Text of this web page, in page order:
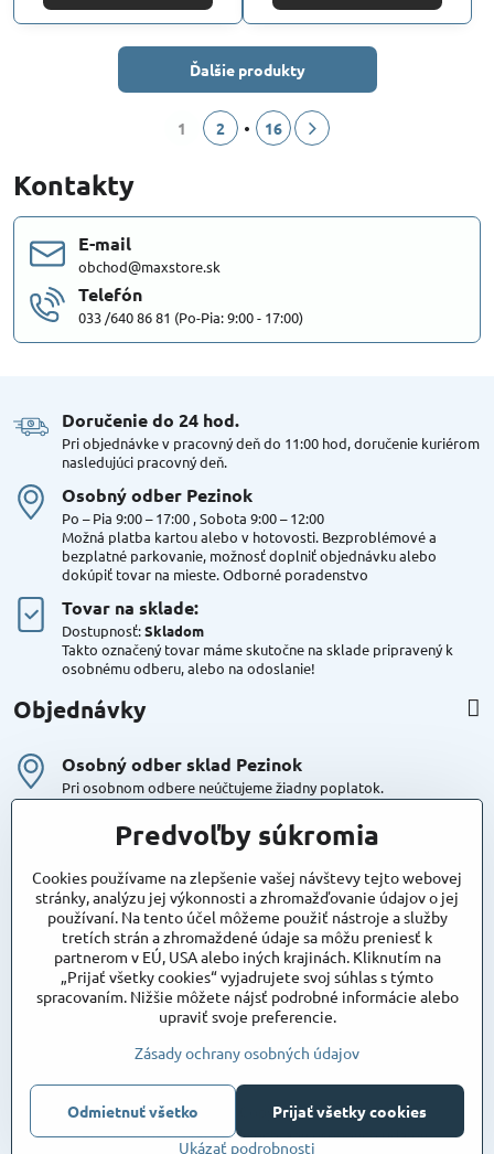
Ďalšie produkty
1 2 16
Kontakty
E-mail
obchod@maxstore.sk
Telefón
033 /640 86 81 (Po-Pia: 9:00 - 17:00)
Doručenie do 24 hod​.
Pri objednávke v pracovný deň do 11:00 hod, doručenie kuriérom
nasledujúci pracovný deň.
Osobný odber Pezinok
Po – Pia 9:00 – 17:00 , Sobota 9:00 – 12:00
Možná platba kartou alebo v hotovosti. Bezproblémové a
bezplatné parkovanie, možnosť doplniť objednávku alebo
dokúpiť tovar na mieste. Odborné poradenstvo
Tovar na sklade:
Dostupnosť:Skladom
Takto označený tovar máme skutočne na sklade pripravený k
osobnému odberu, alebo na odoslanie!
Objednávky
Osobný odber sklad Pezinok
Pri osobnom odbere neúčtujeme žiadny poplatok.
Kuriér DPD , Geis
Cena za dopravu:
Maxstore
Bratislavská 79
Areál Satina
90201 Pezinok
vjazd do areálu z Bratislavskej ulice
Súradnice pre GPS:
48°16'48.83"N, 17°15'39.45"E
©
Copyright
Predvoľby súkromiaZásady ochrany osobných údajov
Predvoľby súkromia
Cookies používame na zlepšenie vašej návštevy tejto webovej
stránky, analýzu jej výkonnosti a zhromažďovanie údajov o jej
používaní. Na tento účel môžeme použiť nástroje a služby
tretích strán a zhromaždené údaje sa môžu preniesť k
partnerom v EÚ, USA alebo iných krajinách. Kliknutím na
„Prijať všetky cookies“ vyjadrujete svoj súhlas s týmto
spracovaním. Nižšie môžete nájsť podrobné informácie alebo
upraviť svoje preferencie.
Zásady ochrany osobných údajov
Ukázať podrobnosti
Prijať všetky cookies
Odmietnuť všetko